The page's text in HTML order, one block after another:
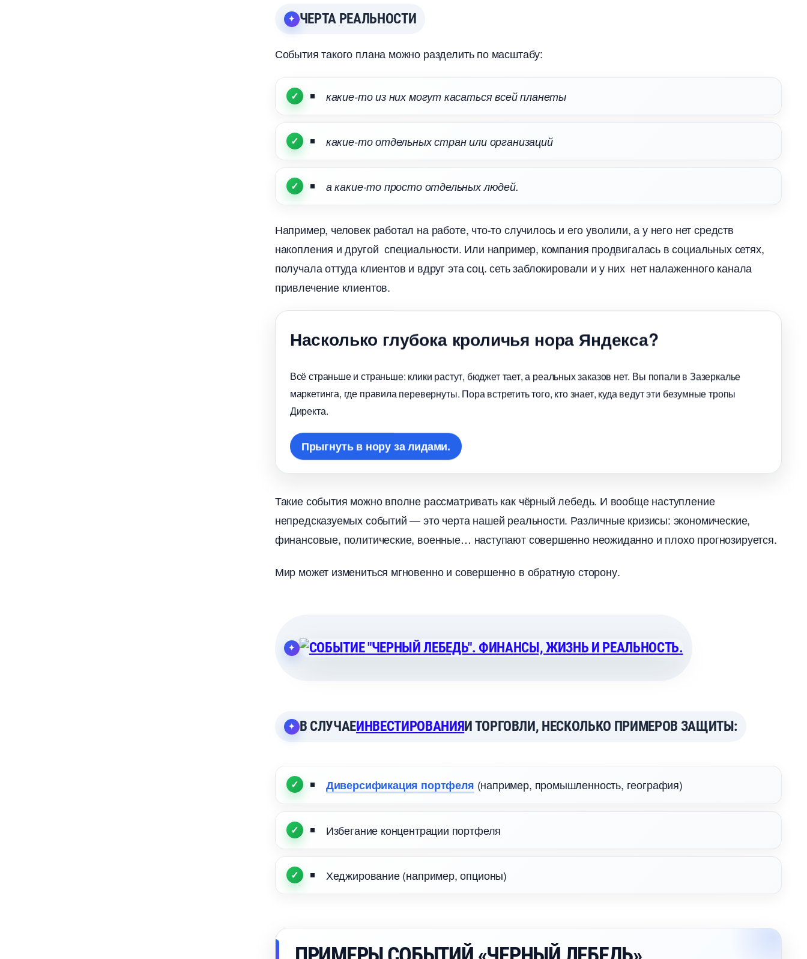
ЧЕРТА РЕАЛЬНОСТИ
События такого плана можно разделить по масштабу:
какие-то из них могут касаться всей планеты
какие-то отдельных стран или организаций
а какие-то просто отдельных людей.
Например, человек работал на работе, что-то случилось и его уволили, а у него нет средст
накопления и другой специальности. Или например, компания продвигалась в социальных сетях,
получала оттуда клиентов и вдруг эта соц. сеть заблокировали и у них нет налаженного канала
привлечение клиентов.
Насколько глубока кроличья нора Яндекса?
сё страньше и страньше: клики растут, бюджет тает, а реальных заказов нет. Вы попали в Зазеркалье
маркетинга, где правила перевернуты. Пора встретить того, кто знает, куда ведут эти безумные тропы
Директа.
Прыгнуть в нору за лидами.
Такие события можно вполне рассматривать как чёрный лебедь. И вообще наступление
непредсказуемых событий — это черта нашей реальности. Различные кризисы: экономические,
финансовые, политические, военные… наступают совершенно неожиданно и плохо прогнозируется.
Мир может измениться мгновенно и совершенно в обратную сторону.
СЛУЧАЕИНВЕСТИРОВАНИЯ И ТОРГОВЛИ, НЕСКОЛЬКО ПРИМЕРОВ ЗАЩИТЫ:
Диверсификация портфеля (например, промышленность, география)
Избегание концентрации портфеля
Хеджирование (например, опционы)